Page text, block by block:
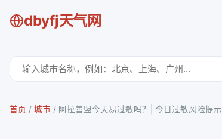
dbyfj天气网
首页 / 城市 / 阿拉善盟今天易过敏吗？| 今日过敏风险提示